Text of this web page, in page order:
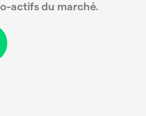
actifs du marché.